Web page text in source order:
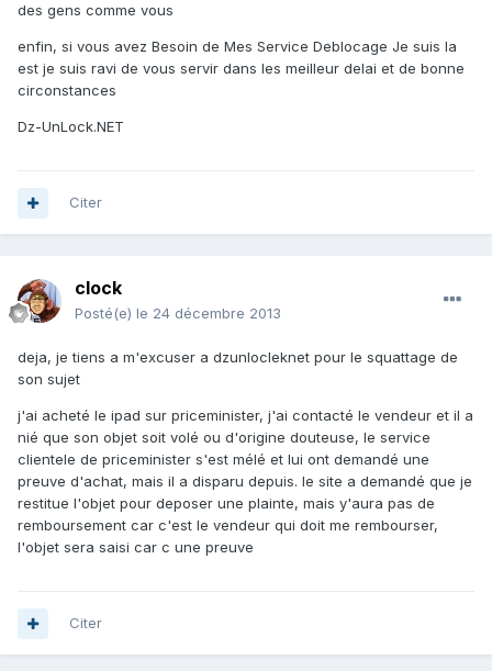
des gens comme vous
enfin, si vous avez Besoin de Mes Service Deblocage Je suis la
est je suis ravi de vous servir dans les meilleur delai et de bonne
circonstances
Dz-UnLock.NET
Citer
clock
Posté(e) le 24 décembre 2013
deja, je tiens a m'excuser a dzunlocleknet pour le squattage de
son sujet
j'ai acheté le ipad sur priceminister, j'ai contacté le vendeur et il a
nié que son objet soit volé ou d'origine douteuse, le service
clientele de priceminister s'est mélé et lui ont demandé une
preuve d'achat, mais il a disparu depuis. le site a demandé que je
restitue l'objet pour deposer une plainte, mais y'aura pas de
remboursement car c'est le vendeur qui doit me rembourser,
l'objet sera saisi car c une preuve
Citer